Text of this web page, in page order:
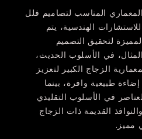
المناسب لتصاميم فلل
الهندسية، يتم
لتحقيق التصميم
في الأسلوب الحديث،
الزجاج الكبير لتعزيز
طبيعية وافرة، بينما
في الأسلوب التقليدي
القديمة ذات الزجاج
مميز.